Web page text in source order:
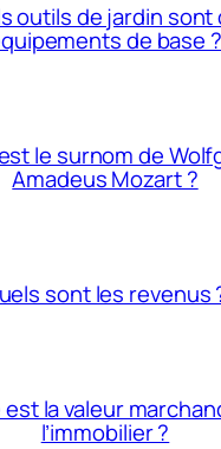
outils de jardin sont
de base ?
le surnom de
Amadeus Mozart ?
sont les revenus
est la valeur
l’immobilier ?